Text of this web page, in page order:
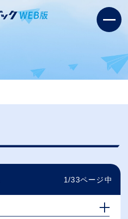
1/33ページ中